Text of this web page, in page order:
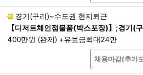
①이용자들이 사전에
②정보통신망법, 전기
보의 이용 및 보호에
른 법령에 근거규정이
통계 작성, 학술연
공 및 공지 안내 메일
경기(구리)~수도권 현지퇴근
【디저트체인점물품(박스포장)】;경기(구리)~수도권 현지퇴근
400만원 (완제) +유보금최대24만
상담
채용마감(추가